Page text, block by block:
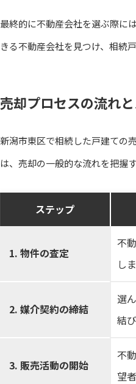
最終的に不動産会社を選ぶ際に
きる不動産会社を見つけ、相続
売却プロセスの流れ
新潟市東区で相続した戸建ての
は、売却の一般的な流れを把握
ステップ
1. 物件の査定
不
し
2. 媒介契約の締結
選
結
3. 販売活動の開始
不
望